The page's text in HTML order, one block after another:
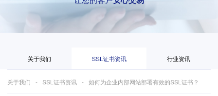
关于我们 SSL证书资讯 行业资讯
关于我们 SSL证书资讯 如何为企业内部网站部署有效的SSL证书？